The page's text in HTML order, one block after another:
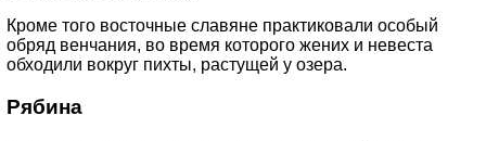
Кроме того восточные славяне практиковали особый
обряд венчания, во время которого жених и невеста
обходили вокруг пихты, растущей у озера.
Рябина